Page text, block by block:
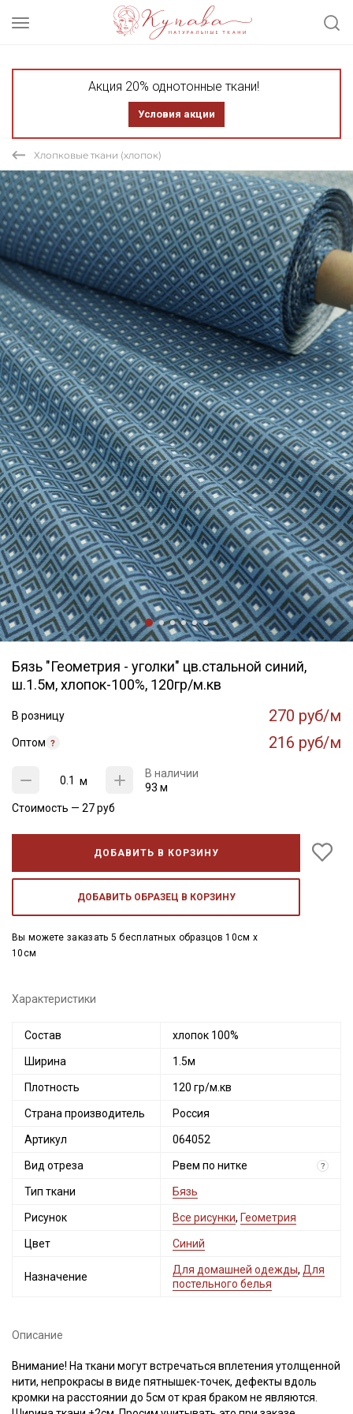
Акция 20% однотонные ткани!
Условия акции
Хлопковые ткани (хлопок)
Бязь "Геометрия - уголки" цв.стальной синий,
ш.1.5м, хлопок-100%, 120гр/м.кв
В розницу 270 руб/м
Оптом 216 руб/м
м
В наличии
93 м
Стоимость — 27руб
ДОБАВИТЬ В КОРЗИНУ
ДОБАВИТЬ ОБРАЗЕЦ В КОРЗИНУ
Вы можете заказать 5 бесплатных образцов 10см x
10см
Характеристики
Состав хлопок 100%
Ширина 1.5м
Плотность 120 гр/м.кв
Страна производитель Россия
Артикул 064052
Вид отреза Рвем по нитке ?
Тип ткани Бязь
Рисунок Все рисунки, Геометрия
Цвет Синий
Назначение
Для домашней одежды, Для
постельного белья
Описание
Внимание! На ткани могут встречаться вплетения утолщенной
нити, непрокрасы в виде пятнышек-точек, дефекты вдоль
кромки на расстоянии до 5см от края браком не являются.